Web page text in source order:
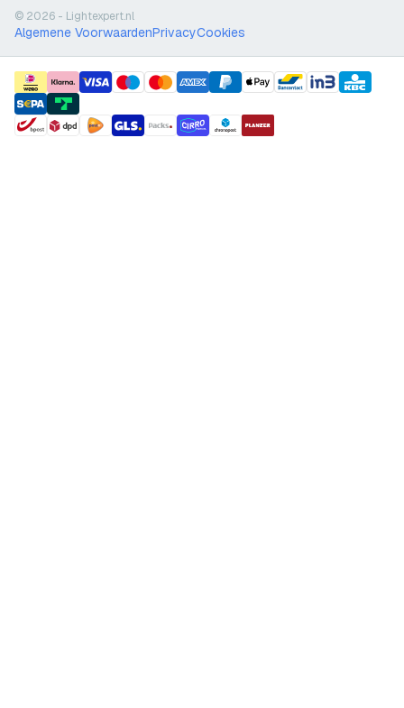
© 2026 - Lightexpert.nl
Algemene VoorwaardenPrivacyCookies
payment methods
shipment methods